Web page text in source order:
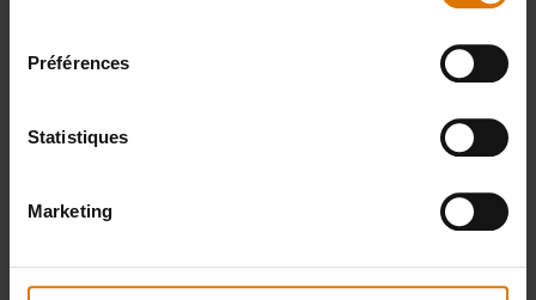
Préférences
Statistiques
Marketing
recommandés